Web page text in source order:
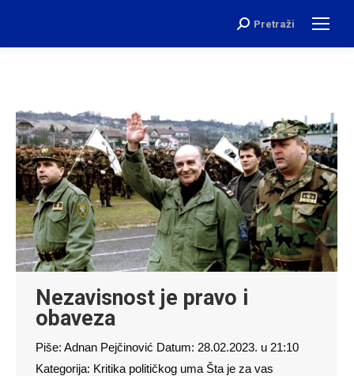
Search:
Pretraži
Nezavisnost je pravo i
obaveza
Piše: Adnan Pejčinović Datum: 28.02.2023. u 21:10
Kategorija: Kritika političkog uma Šta je za vas